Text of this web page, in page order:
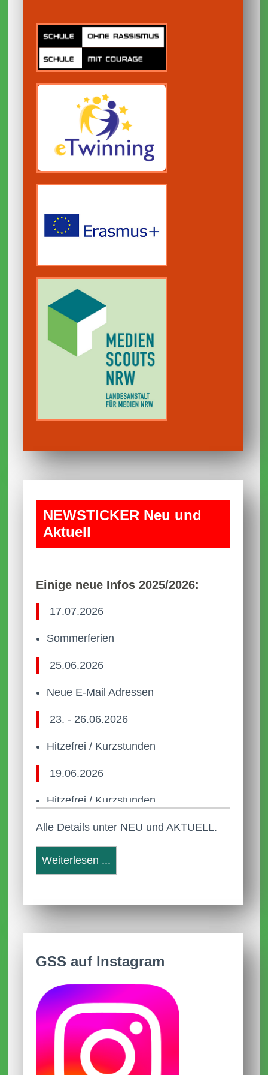
NEWS­TICKER Neu und
Aktuell
Einige neue Infos 2025/2026:
17.07.2026
Sommerferien
25.06.2026
Neue E-Mail Adressen
23. - 26.06.2026
Hitzefrei / Kurzstunden
19.06.2026
Hitzefrei / Kurzstunden
22.05.2026
Anleitung Anmeldung Webuntis
2026/2027
Im Dezember 2025
Frohe Weihnachten und schöne
Ferien
Alle Details unter NEU und AKTUELL.
Weiterlesen ...
GSS auf Instagram